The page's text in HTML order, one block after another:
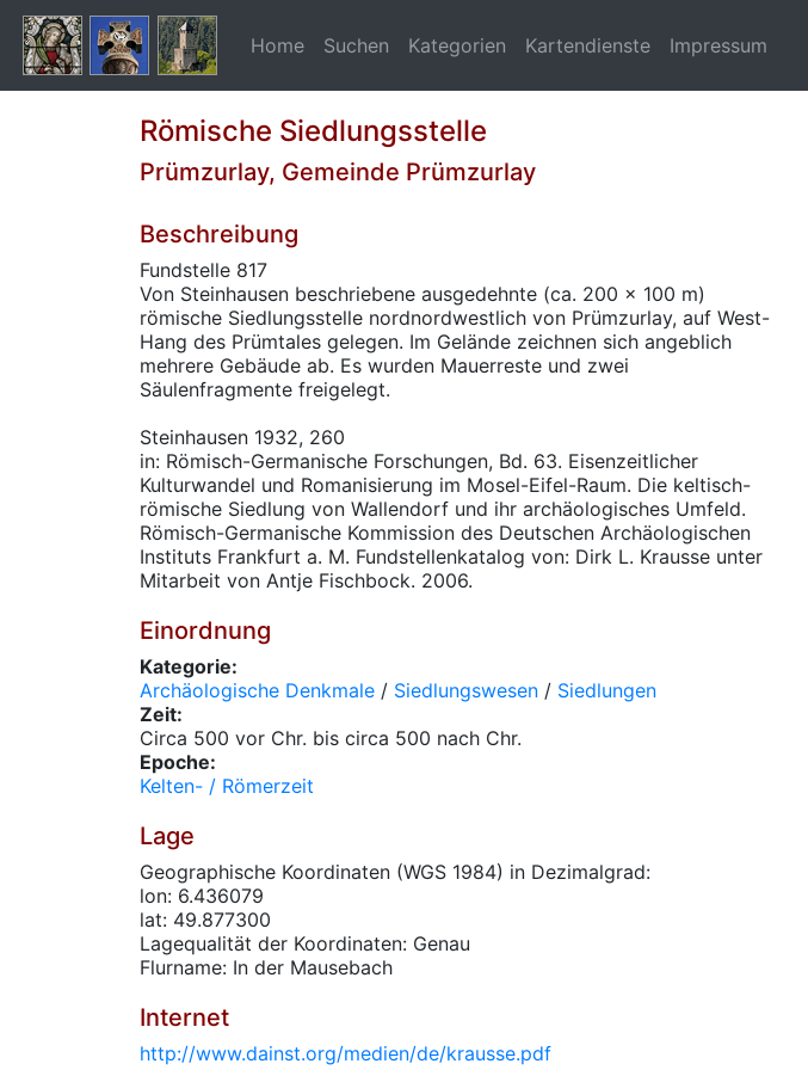
Home Suchen Kategorien Kartendienste Impressum
Römische Siedlungsstelle
Prümzurlay, Gemeinde Prümzurlay
Beschreibung
Fundstelle 817
Von Steinhausen beschriebene ausgedehnte (ca. 200 x 100 m)
römische Siedlungsstelle nordnordwestlich von Prümzurlay, auf West-
Hang des Prümtales gelegen. Im Gelände zeichnen sich angeblich
mehrere Gebäude ab. Es wurden Mauerreste und zwei
Säulenfragmente freigelegt.
Steinhausen 1932, 260
in: Römisch-Germanische Forschungen, Bd. 63. Eisenzeitlicher
Kulturwandel und Romanisierung im Mosel-Eifel-Raum. Die keltisch-
römische Siedlung von Wallendorf und ihr archäologisches Umfeld.
Römisch-Germanische Kommission des Deutschen Archäologischen
Instituts Frankfurt a. M. Fundstellenkatalog von: Dirk L. Krausse unter
Mitarbeit von Antje Fischbock. 2006.
Einordnung
Kategorie:
Archäologische Denkmale / Siedlungswesen / Siedlungen
Zeit:
Circa 500 vor Chr. bis circa 500 nach Chr.
Epoche:
Kelten- / Römerzeit
Lage
Geographische Koordinaten (WGS 1984) in Dezimalgrad:
lon: 6.436079
lat: 49.877300
Lagequalität der Koordinaten: Genau
Flurname: In der Mausebach
Internet
http://www.dainst.org/medien/de/krausse.pdf